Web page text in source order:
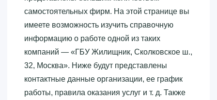
самостоятельных фирм. На этой странице вы
имеете возможность изучить справочную
информацию о работе одной из таких
компаний — «‎ГБУ Жилищник, Сколковское ш.,
32, Москва»‎. Ниже будут представлены
контактные данные организации, ее график
работы, правила оказания услуг и т. д. Также